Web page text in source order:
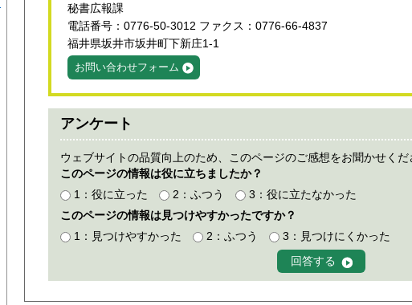
秘書広報課
電話番号：0776-50-3012 ファクス：0776-66-4837
福井県坂井市坂井町下新庄1-1
お問い合わせフォーム
アンケート
ウェブサイトの品質向上のため、このページのご感想をお聞かせくだ
このページの情報は役に立ちましたか？
1：役に立った
2：ふつう
3：役に立たなかった
このページの情報は見つけやすかったですか？
1：見つけやすかった
2：ふつう 3：見つけにくかった